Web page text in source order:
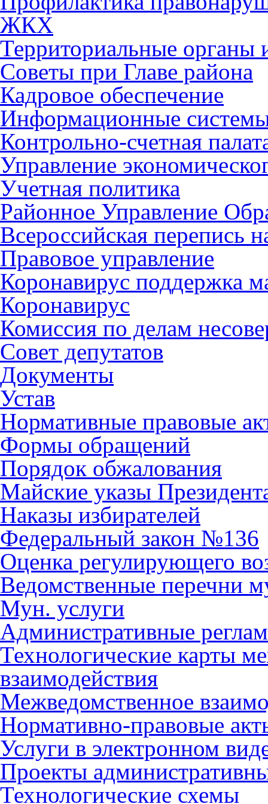
ЖКХ
Территориальные органы
Советы при Главе района
Кадровое обеспечение
Информационные
Контрольно-счетная
Управление
Учетная политика
Районное Управление
Всероссийская перепись
Правовое управление
Коронавирус поддержка
Коронавирус
Комиссия по делам
Совет депутатов
Документы
Устав
Нормативные правовые
Формы обращений
Порядок обжалования
Майские указы
Наказы избирателей
Федеральный закон №136
Оценка регулирующего
Ведомственные перечни
Мун. услуги
Административные
Технологические карты
взаимодействия
Межведомственное
Нормативно-правовые
Услуги в электронном
Проекты
Технологические схемы